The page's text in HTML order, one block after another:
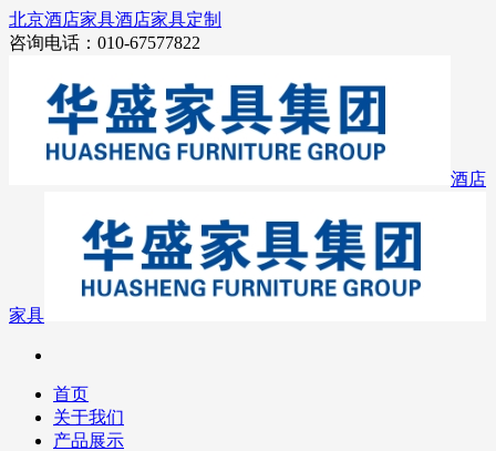
北京酒店家具酒店家具定制
咨询电话：010-67577822
酒店
家具
首页
关于我们
产品展示